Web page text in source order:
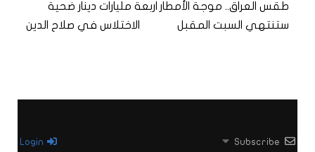
طقس العراق.. موجة الأمطار
ستنتهي السبت المقبل
اربعة مليارات دينار ضحية
الاختلاس في صلاح الدين
Subscribe